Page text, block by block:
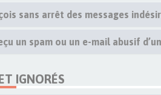
sans arrêt des messages
un spam ou un e-mail abusif
IGNORÉS